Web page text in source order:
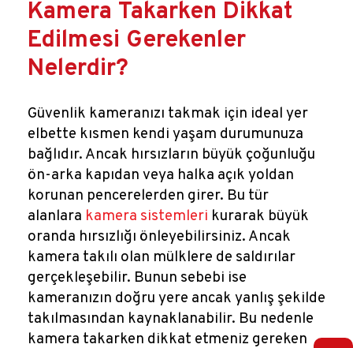
Kamera Takarken Dikkat
Edilmesi Gerekenler
Nelerdir?
Güvenlik kameranızı takmak için ideal yer
elbette kısmen kendi yaşam durumunuza
bağlıdır. Ancak hırsızların büyük çoğunluğu
ön-arka kapıdan veya halka açık yoldan
korunan pencerelerden girer. Bu tür
alanlara kamera sistemleri kurarak büyük
oranda hırsızlığı önleyebilirsiniz. Ancak
kamera takılı olan mülklere de saldırılar
gerçekleşebilir. Bunun sebebi ise
kameranızın doğru yere ancak yanlış şekilde
takılmasından kaynaklanabilir. Bu nedenle
kamera takarken dikkat etmeniz gereken